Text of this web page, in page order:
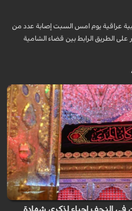
عراقية يوم امس السبت إصابة عدد من
على الطريق الرابط بين قضاء الشامية